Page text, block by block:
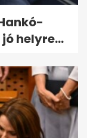
helyre...